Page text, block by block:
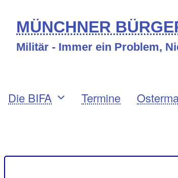
Direkt
zum
Inhalt
MÜNCHNER
Militär - Immer ein Problem,
Primary
Die BIFA Termine